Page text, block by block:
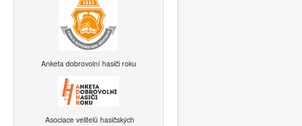
Anketa dobrovolní hasiči roku
Asociace velitelů hasičských